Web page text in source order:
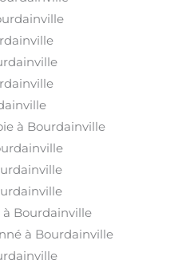
à Bourdainville
à Bourdainville
à Bourdainville